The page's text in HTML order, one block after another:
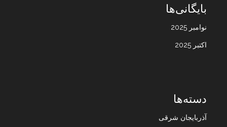
بایگانی‌ها
نوامبر 2025
اکتبر 2025
دسته‌ها
آذربایجان شرقی